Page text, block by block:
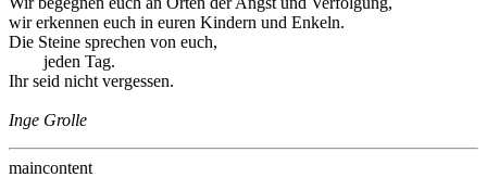
wir erkennen euch in euren Kindern und Enkeln.
Die Steine sprechen von euch,
jeden Tag.
Ihr seid nicht vergessen.
Inge Grolle
maincontent